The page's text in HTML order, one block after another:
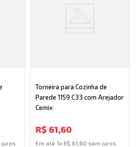
juros
Torneira para Cozinha de
Parede 1159 C33 com Arejador
Cemix
R$ 61,60
Em até 1x R$ 61 60 sem juros